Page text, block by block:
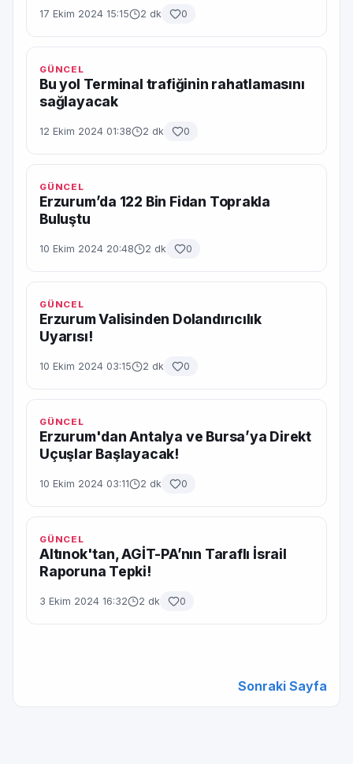
17 Ekim 2024 15:15 2 dk 0
GÜNCEL
Bu yol Terminal trafiğinin rahatlamasını
sağlayacak
12 Ekim 2024 01:38 2 dk 0
GÜNCEL
Erzurum’da 122 Bin Fidan Toprakla
Buluştu
10 Ekim 2024 20:48 2 dk 0
GÜNCEL
Erzurum Valisinden Dolandırıcılık
Uyarısı!
10 Ekim 2024 03:15 2 dk 0
GÜNCEL
Erzurum'dan Antalya ve Bursa’ya Direkt
Uçuşlar Başlayacak!
10 Ekim 2024 03:11 2 dk 0
GÜNCEL
Altınok'tan, AGİT-PA’nın Taraflı İsrail
Raporuna Tepki!
3 Ekim 2024 16:32 2 dk 0
Sonraki Sayfa